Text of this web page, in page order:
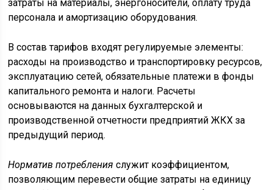
затраты на материалы, энергоносители, оплату труда
персонала и амортизацию оборудования.
В состав тарифов входят регулируемые элементы:
расходы на производство и транспортировку ресурсов,
эксплуатацию сетей, обязательные платежи в фонды
капитального ремонта и налоги. Расчеты
основываются на данных бухгалтерской и
производственной отчетности предприятий ЖКХ за
предыдущий период.
Норматив потребления служит коэффициентом,
позволяющим перевести общие затраты на единицу